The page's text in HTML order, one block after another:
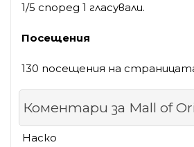
1/5 според 1 гласували.
Посещения
130 посещения на
Коментари за Mall of
Наско